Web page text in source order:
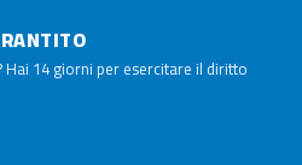
Hai 14 giorni per esercitare il diritto